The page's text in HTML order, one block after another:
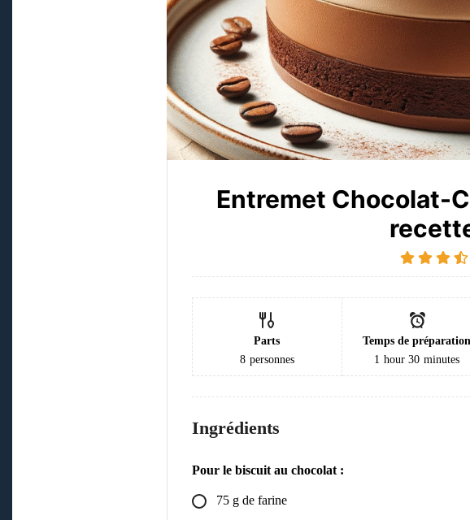
Entremet Chocolat-
Parts
8 personnes
Temps de préparation
1 hour30 minutes
Ingrédients
Pour le biscuit au chocolat :
75 g de farine